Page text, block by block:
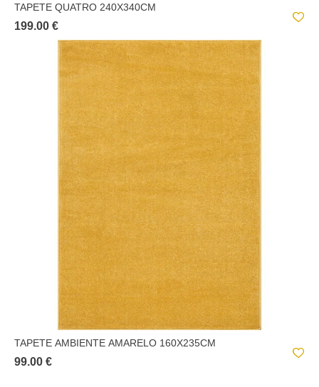
TAPETE QUATRO 240X340CM
199.00 €
TAPETE AMBIENTE AMARELO 160X235CM
99.00 €